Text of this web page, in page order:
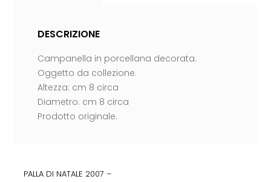
DESCRIZIONE
Campanella in porcellana decorata.
Oggetto da collezione.
Altezza: cm 8 circa
Diametro: cm 8 circa
Prodotto originale.
PALLA DI NATALE 2007 –